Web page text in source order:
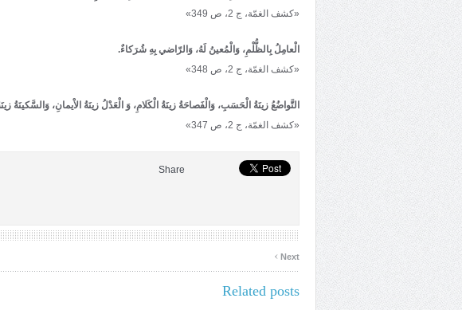
«كشف الغمّة، ج 2، ص 349»
الْعامِلُ بِالظُّلْمِ، وَالْمُعينُ لَهُ، وَالرّاضي بِهِ شُرَكاءٌ.
«كشف الغمّة، ج 2، ص 348»
التَّواضُعُ زينَةُ الْحَسَبِ، وَالْفَصاحَةُ زينَةُ الْكَلامِ، وَ الْعَدْلُ زينَةُ الاْيمانِ، وَالسَّكينَةُ
«كشف الغمّة، ج 2، ص 347»
Share
Next
›
Related posts